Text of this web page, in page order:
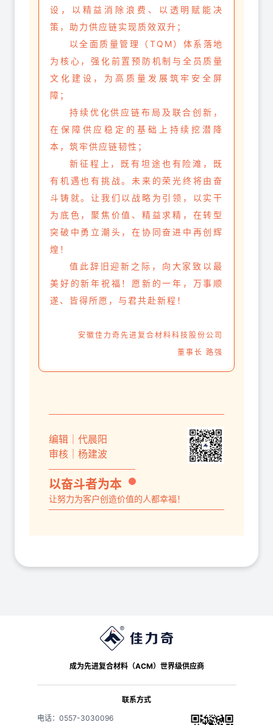
设，以精益消除浪费、以透明赋能决
策，助力供应链实现质效双升；
以全面质量管理（TQM）体系落地
为核心，强化前置预防机制与全员质量
文化建设，为高质量发展筑牢安全屏
障；
持续优化供应链布局及联合创新，
在保障供应稳定的基础上持续挖潜降
本，筑牢供应链韧性；
新征程上，既有坦途也有险滩，既
有机遇也有挑战。未来的荣光终将由奋
斗铸就。让我们以战略为引领，以实干
为底色，聚焦价值、精益求精，在转型
突破中勇立潮头，在协同奋进中再创辉
煌！
值此辞旧迎新之际，向大家致以最
美好的新年祝福！愿新的一年，万事顺
遂、皆得所愿，与君共赴新程！
安徽佳力奇先进复合材料科技股份公司
董事长 路强
编辑｜代晨阳
审核｜杨建波
以奋斗者为本
让努力为客户创造价值的人都幸福！
成为先进复合材料（ACM）世界级供应商
联系方式
电话：0557-3030096